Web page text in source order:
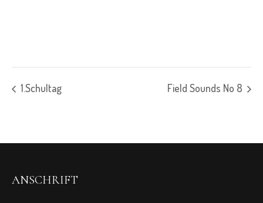
1.Schultag Field Sounds No 8
ANSCHRIFT